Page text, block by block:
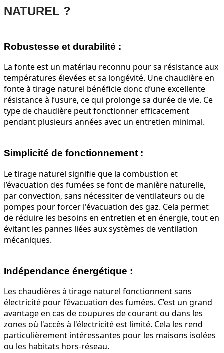
NATUREL ?
Robustesse et durabilité :
La fonte est un matériau reconnu pour sa résistance aux
températures élevées et sa longévité. Une chaudière en
fonte à tirage naturel bénéficie donc d’une excellente
résistance à l’usure, ce qui prolonge sa durée de vie. Ce
type de chaudière peut fonctionner efficacement
pendant plusieurs années avec un entretien minimal.
Simplicité de fonctionnement :
Le tirage naturel signifie que la combustion et
l’évacuation des fumées se font de manière naturelle,
par convection, sans nécessiter de ventilateurs ou de
pompes pour forcer l'évacuation des gaz. Cela permet
de réduire les besoins en entretien et en énergie, tout en
évitant les pannes liées aux systèmes de ventilation
mécaniques.
Indépendance énergétique :
Les chaudières à tirage naturel fonctionnent sans
électricité pour l’évacuation des fumées. C’est un grand
avantage en cas de coupures de courant ou dans les
zones où l'accès à l'électricité est limité. Cela les rend
particulièrement intéressantes pour les maisons isolées
ou les habitats hors-réseau.